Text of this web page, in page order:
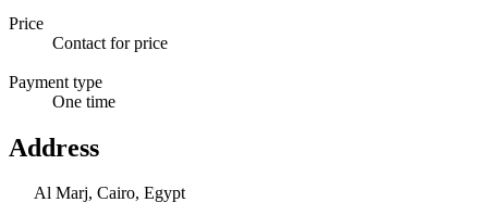
Price
Contact for price
Payment type
One time
Address
Al Marj, Cairo, Egypt